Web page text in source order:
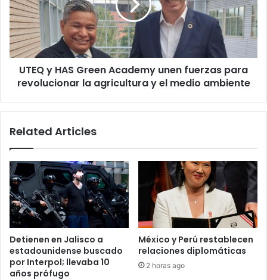
Academy
unen
fuerzas
para
revolucionar
agricultura
ambiente
UTEQ y HAS Green Academy unen fuerzas para
revolucionar la agricultura y el medio ambiente
Related Articles
Detienen en Jalisco a
estadounidense buscado
por Interpol; llevaba 10
años prófugo
México y Perú restablecen
relaciones diplomáticas
2 horas ago